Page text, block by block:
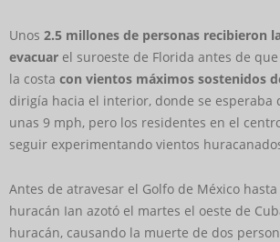
Unos 2.5 millones de personas recibieron
evacuar el suroeste de Florida antes de
la costa con vientos máximos sostenidos
dirigía hacia el interior, donde se esperaba
unas 9 mph, pero los residentes en el
seguir experimentando vientos
Antes de atravesar el Golfo de México
huracán Ian azotó el martes el oeste de
huracán, causando la muerte de dos